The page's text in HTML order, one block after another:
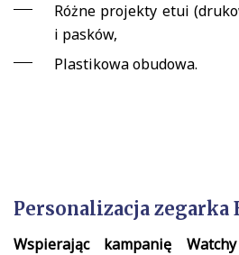
Różne projekty etui
i pasków,
Plastikowa obudowa.
Personalizacja zegarka
Wspierając kampanię